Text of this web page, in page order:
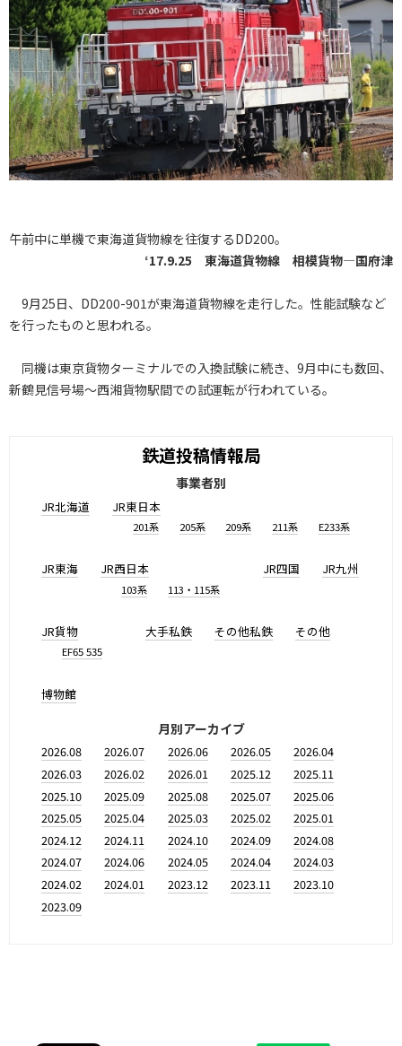
午前中に単機で東海道貨物線を往復するDD200。
‘17.9.25 東海道貨物線 相模貨物―国府津
9月25日、DD200-901が東海道貨物線を走行した。性能試験など
を行ったものと思われる。
同機は東京貨物ターミナルでの入換試験に続き、9月中にも数回、
新鶴見信号場～西湘貨物駅間での試運転が行われている。
鉄道投稿情報局
事業者別
JR北海道 JR東日本
201系 205系 209系 211系 E233系
JR東海 JR西日本
103系 113・115系
JR四国 JR九州
JR貨物
EF65 535
大手私鉄 その他私鉄 その他
博物館
月別アーカイブ
2026.08 2026.07 2026.06 2026.05
2026.04
2026.03
2026.02 2026.01 2025.12
2025.11
2025.10
2025.09 2025.08 2025.07
2025.06
2025.05
2025.04 2025.03 2025.02
2025.01
2024.12
2024.11 2024.10 2024.09
2024.08
2024.07
2024.06 2024.05 2024.04
2024.03
2024.02
2024.01 2023.12 2023.11
2023.10
2023.09